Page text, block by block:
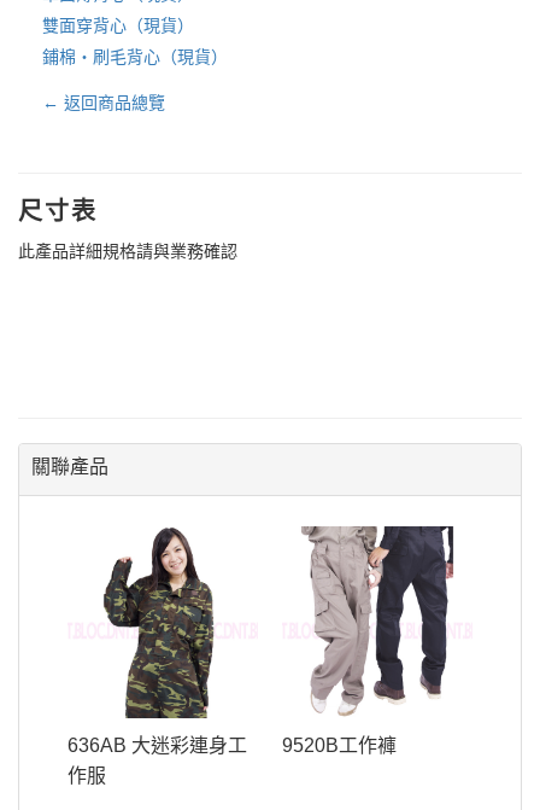
雙面穿背心（現貨）
鋪棉・刷毛背心（現貨）
← 返回商品總覽
尺寸表
此產品詳細規格請與業務確認
關聯產品
636AB 大迷彩連身工
作服
9520B工作褲